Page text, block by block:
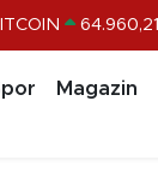
64.960,21
Magazin